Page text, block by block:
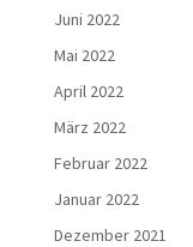
Juni 2022
Mai 2022
April 2022
März 2022
Februar 2022
Januar 2022
Dezember 2021